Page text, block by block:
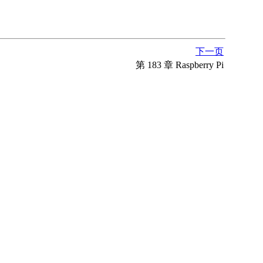
下一页
第 183 章 Raspberry Pi